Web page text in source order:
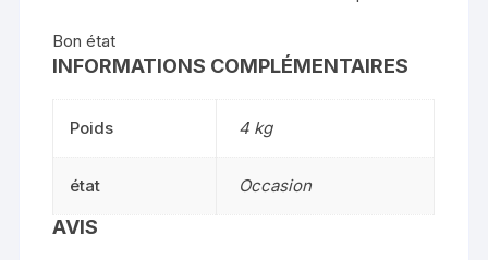
Bon état
INFORMATIONS COMPLÉMENTAIRES
Poids 4 kg
état Occasion
AVIS